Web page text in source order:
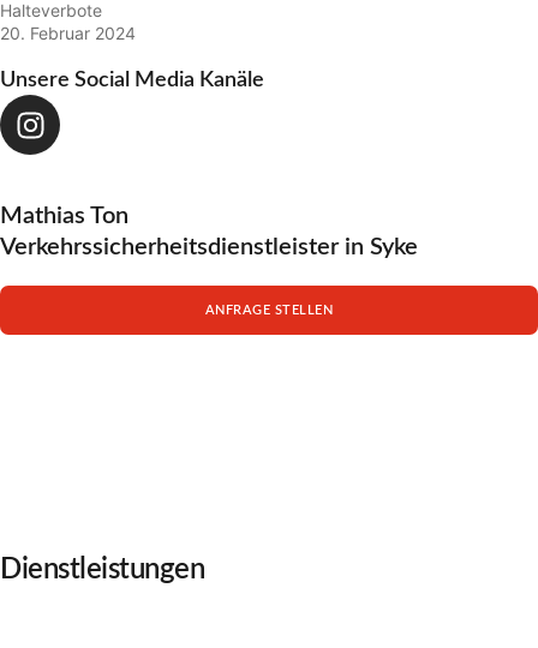
Halteverbote
20. Februar 2024
Unsere Social Media Kanäle
Mathias Ton
Verkehrssicherheitsdienstleister in Syke
ANFRAGE STELLEN
Dienstleistungen